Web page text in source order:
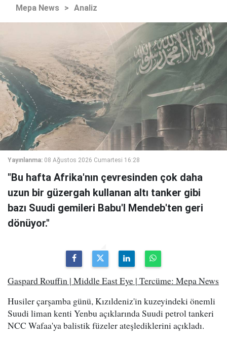
Mepa News > Analiz
Yayınlanma: 08 Ağustos 2026 Cumartesi 16:28
"Bu hafta Afrika'nın çevresinden çok daha
uzun bir güzergah kullanan altı tanker gibi
bazı Suudi gemileri Babu'l Mendeb'ten geri
dönüyor."
Gaspard Rouffin | Middle East Eye | Tercüme: Mepa News
Husiler çarşamba günü, Kızıldeniz'in kuzeyindeki önemli
Suudi liman kenti Yenbu açıklarında Suudi petrol tankeri
NCC Wafaa'ya balistik füzeler ateşlediklerini açıkladı.